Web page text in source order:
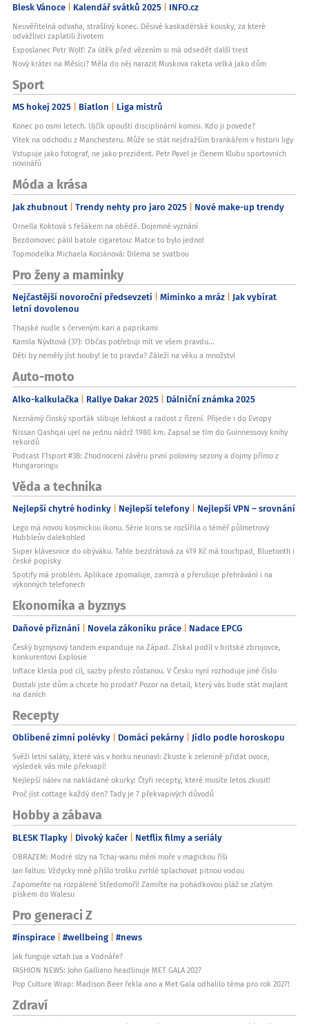
Blesk Vánoce Kalendář svátků 2025 INFO.cz
Neuvěřitelná odvaha, strašlivý konec. Děsivé kaskadérské kousky, za které
odvážlivci zaplatili životem
Exposlanec Petr Wolf: Za útěk před vězením si má odsedět další trest
Nový kráter na Měsíci? Měla do něj narazit Muskova raketa velká jako dům
Sport
MS hokej 2025 Biatlon Liga mistrů
Konec po osmi letech. Ujčík opouští disciplinární komisi. Kdo ji povede?
Vítek na odchodu z Manchesteru. Může se stát nejdražším brankářem v historii ligy
Vstupuje jako fotograf, ne jako prezident. Petr Pavel je členem Klubu sportovních
novinářů
Móda a krása
Jak zhubnout Trendy nehty pro jaro 2025 Nové make-up trendy
Ornella Koktová s fešákem na obědě. Dojemné vyznání
Bezdomovec pálil batole cigaretou: Matce to bylo jedno!
Topmodelka Michaela Kociánová: Dilema se svatbou
Pro ženy a maminky
Nejčastější novoroční předsevzetí Miminko a mráz Jak vybírat
letní dovolenou
Thajské nudle s červeným kari a paprikami
Kamila Nývltová (37): Občas potřebuji mít ve všem pravdu...
Děti by neměly jíst houby! Je to pravda? Záleží na věku a množství
Auto-moto
Alko-kalkulačka Rallye Dakar 2025 Dálniční známka 2025
Neznámý čínský sporťák slibuje lehkost a radost z řízení. Přijede i do Evropy
Nissan Qashqai ujel na jednu nádrž 1980 km. Zapsal se tím do Guinnessovy knihy
rekordů
Podcast F1sport #38: Zhodnocení závěru první poloviny sezony a dojmy přímo z
Hungaroringu
Věda a technika
Nejlepší chytré hodinky Nejlepší telefony Nejlepší VPN – srovnání
Lego má novou kosmickou ikonu. Série Icons se rozšířila o téměř půlmetrový
Hubbleův dalekohled
Super klávesnice do obýváku. Tahle bezdrátová za 419 Kč má touchpad, Bluetooth i
české popisky
Spotify má problém. Aplikace zpomaluje, zamrzá a přerušuje přehrávání i na
výkonných telefonech
Ekonomika a byznys
Daňové přiznání Novela zákoníku práce Nadace EPCG
Český byznysový tandem expanduje na Západ. Získal podíl v britské zbrojovce,
konkurentovi Explosie
Inflace klesla pod cíl, sazby přesto zůstanou. V Česku nyní rozhoduje jiné číslo
Dostali jste dům a chcete ho prodat? Pozor na detail, který vás bude stát majlant
na daních
Recepty
Oblíbené zimní polévky Domácí pekárny Jídlo podle horoskopu
Svěží letní saláty, které vás v horku neunaví: Zkuste k zelenině přidat ovoce,
výsledek vás mile překvapí!
Nejlepší nálev na nakládané okurky: Čtyři recepty, které musíte letos zkusit!
Proč jíst cottage každý den? Tady je 7 překvapivých důvodů
Hobby a zábava
BLESK Tlapky Divoký kačer Netflix filmy a seriály
OBRAZEM: Modré slzy na Tchaj-wanu mění moře v magickou říši
Jan Faltus: Vždycky mně přišlo trošku zvrhlé splachovat pitnou vodou
Zapomeňte na rozpálené Středomoří! Zamiřte na pohádkovou pláž se zlatým
pískem do Walesu
Pro generaci Z
#inspirace #wellbeing #news
Jak funguje vztah Lva a Vodnáře?
FASHION NEWS: John Galliano headlinuje MET GALA 2027
Pop Culture Wrap: Madison Beer řekla ano a Met Gala odhalilo téma pro rok 2027!
Zdraví